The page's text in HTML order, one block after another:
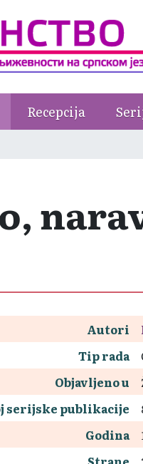
Recepcija
Autori
Tip rada
Objavljeno u
serijske publikacije
Godina